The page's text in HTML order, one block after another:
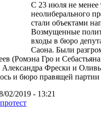
С 23 июля не менее
неолиберального
стали объектами
Возмущенные
входы в бюро
Саона. Были
(Ромэна Гро и
Фрески и
и бюро правящей
02/2019 - 13:21